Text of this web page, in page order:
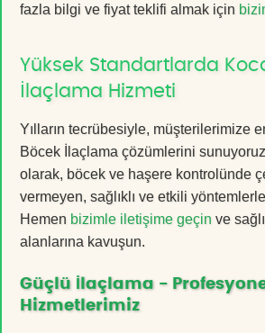
fazla bilgi ve fiyat teklifi almak için
Yüksek Standartlarda
İlaçlama Hizmeti
Yılların tecrübesiyle, müşterilerimize
Böcek İlaçlama çözümlerini
olarak, böcek ve haşere kontrolünde
vermeyen, sağlıklı ve etkili yöntemlerle
Hemen bizimle iletişime geçin ve
alanlarına kavuşun.
Güçlü İlaçlama -
Hizmetlerimiz